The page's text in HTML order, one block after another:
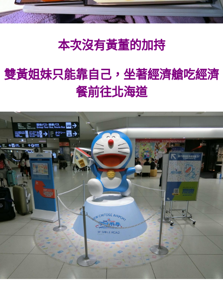
本次沒有黃董的加持
雙黃姐妹只能靠自己，坐著經濟艙吃經濟
餐前往北海道